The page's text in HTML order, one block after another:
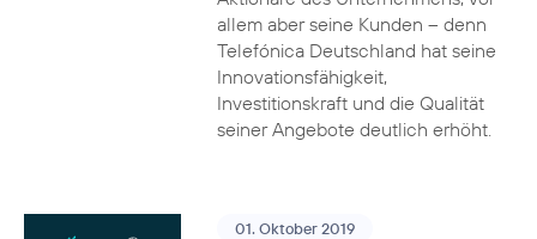
allem aber seine Kunden – denn
Telefónica Deutschland hat seine
Innovationsfähigkeit,
Investitionskraft und die Qualität
seiner Angebote deutlich erhöht.
01. Oktober 2019